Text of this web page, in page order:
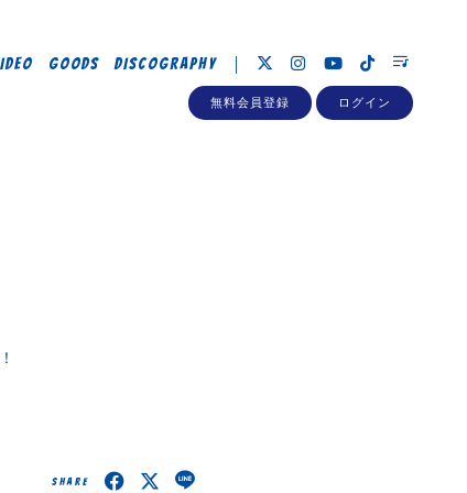
GOODS DISCOGRAPHY
無料会員登録 ログイン
SHARE